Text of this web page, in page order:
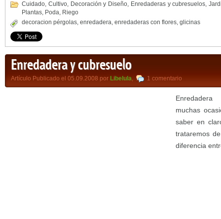
Cuidado, Cultivo, Decoración y Diseño, Enredaderas y cubresuelos,
Plantas, Poda, Riego
decoracion pérgolas, enredadera, enredaderas con flores, glicinas
Enredadera y cubresuelo
Artículo Publicado el 05.09.2008 por Libelula, 1 comentario
muchas
saber en
trataremos
diferencia